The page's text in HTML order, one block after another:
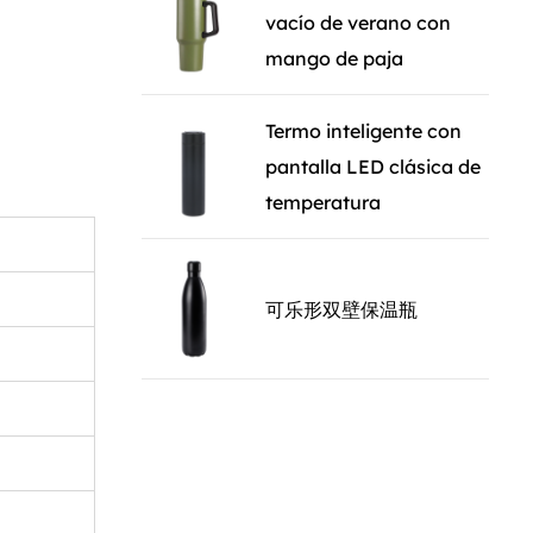
lo que
su bolso.
quienes
flujo de
y
o
vacío de verano con
mango de paja
Termo inteligente con
pantalla LED clásica de
temperatura
可乐形双壁保温瓶